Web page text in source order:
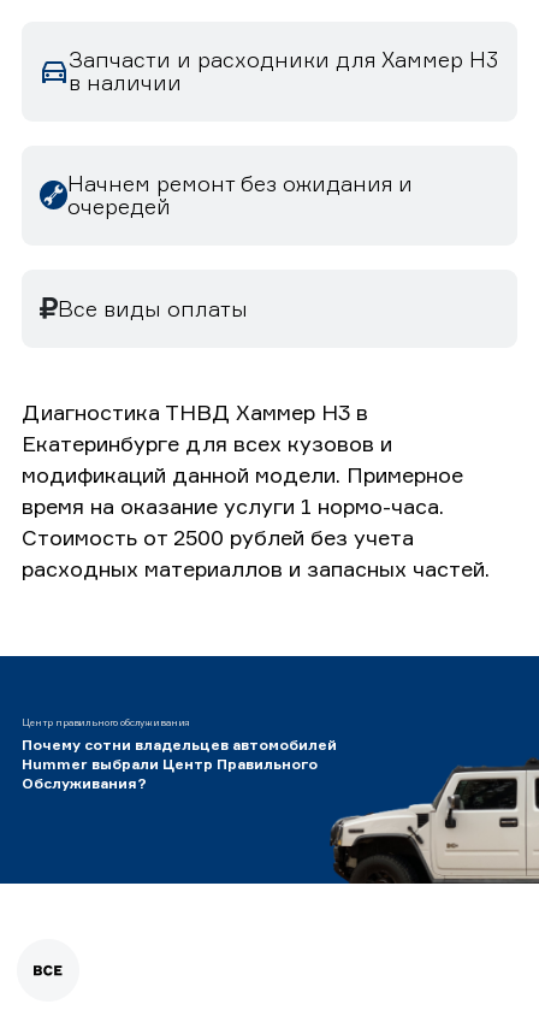
Запчасти и расходники для Хаммер H3
в наличии
Начнем ремонт без ожидания и
очередей
Все виды оплаты
Диагностика ТНВД Хаммер H3 в
Екатеринбурге для всех кузовов и
модификаций данной модели. Примерное
время на оказание услуги 1 нормо-часа.
Стоимость от 2500 рублей без учета
расходных материаллов и запасных частей.
Центр правильного обслуживания
Почему сотни владельцев автомобилей
Hummer выбрали Центр Правильного
Обслуживания?